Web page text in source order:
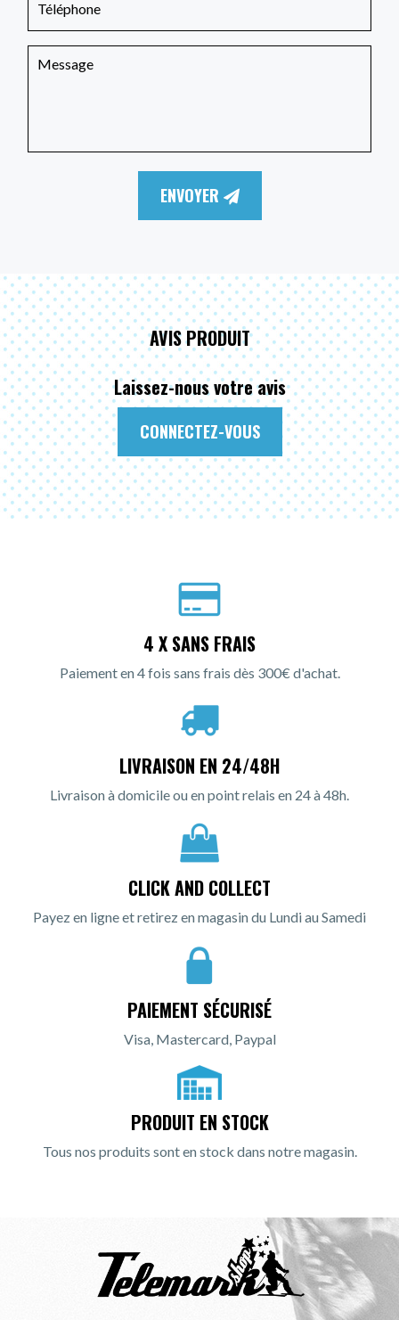
ENVOYER
AVIS PRODUIT
Laissez-nous votre avis
CONNECTEZ-VOUS
4 X SANS FRAIS
Paiement en 4 fois sans frais dès 300€ d'achat.
LIVRAISON EN 24/48H
Livraison à domicile ou en point relais en 24 à 48h.
CLICK AND COLLECT
Payez en ligne et retirez en magasin du Lundi au Samedi
PAIEMENT SÉCURISÉ
Visa, Mastercard, Paypal
PRODUIT EN STOCK
Tous nos produits sont en stock dans notre magasin.